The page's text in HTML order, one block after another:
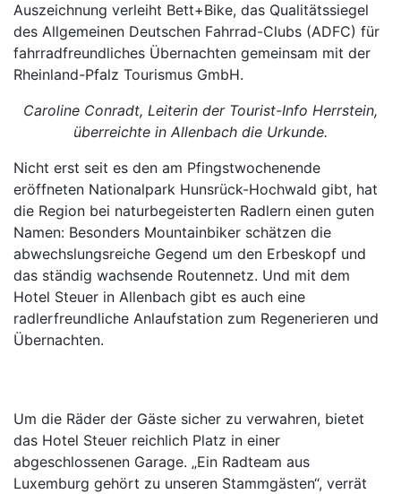
Auszeichnung verleiht Bett+Bike, das Qualitätssiegel
des Allgemeinen Deutschen Fahrrad-Clubs (ADFC) für
fahrradfreundliches Übernachten gemeinsam mit der
Rheinland-Pfalz Tourismus GmbH.
Caroline Conradt, Leiterin der Tourist-Info Herrstein,
überreichte in Allenbach die Urkunde.
Nicht erst seit es den am Pfingstwochenende
eröffneten Nationalpark Hunsrück-Hochwald gibt, hat
die Region bei naturbegeisterten Radlern einen guten
Namen: Besonders Mountainbiker schätzen die
abwechslungsreiche Gegend um den Erbeskopf und
das ständig wachsende Routennetz. Und mit dem
Hotel Steuer in Allenbach gibt es auch eine
radlerfreundliche Anlaufstation zum Regenerieren und
Übernachten.
Um die Räder der Gäste sicher zu verwahren, bietet
das Hotel Steuer reichlich Platz in einer
abgeschlossenen Garage. „Ein Radteam aus
Luxemburg gehört zu unseren Stammgästen“, verrät